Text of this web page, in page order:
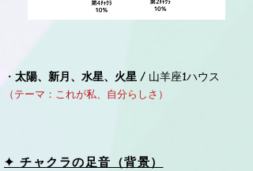
・ 太陽、新月、水星、火星 / 山羊座1ハウス
（テーマ：これが私、自分らしさ）
✦ チャクラの足音（背景）